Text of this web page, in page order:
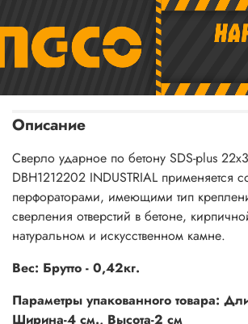
Описание
Сверло ударное по бетону SDS-plus
DBH1212202 INDUSTRIAL применяется
перфораторами, имеющими тип
сверления отверстий в бетоне,
натуральном и искусственном камне.
Вес: Брутто - 0,42кг.
Параметры упакованного товара:
Ширина-4 см., Высота-2 см